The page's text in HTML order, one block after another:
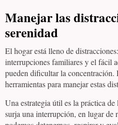
Manejar las
serenidad
El hogar está lleno de
interrupciones familiares y el fácil
pueden dificultar la concentración.
herramientas para manejar estas
Una estrategia útil es la práctica
surja una interrupción, en lugar de